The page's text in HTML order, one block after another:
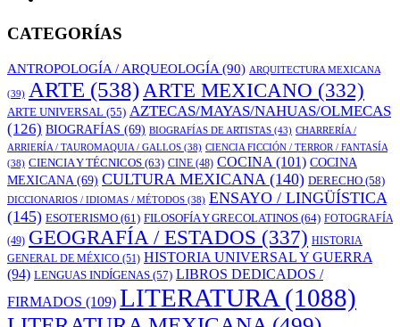
CATEGORÍAS
ANTROPOLOGÍA / ARQUEOLOGÍA (90) ARQUITECTURA MEXICANA
(39) ARTE (538) ARTE MEXICANO (332)
ARTE UNIVERSAL (55) AZTECAS/MAYAS/NAHUAS/OLMECAS
(126) BIOGRAFÍAS (69) BIOGRAFÍAS DE ARTISTAS (43) CHARRERÍA /
ARRIERÍA / TAUROMAQUIA / GALLOS (38) CIENCIA FICCIÓN / TERROR / FANTASÍA
(38) CIENCIA Y TÉCNICOS (63) CINE (48) COCINA (101) COCINA
MEXICANA (69) CULTURA MEXICANA (140) DERECHO (58)
DICCIONARIOS / IDIOMAS / MÉTODOS (38) ENSAYO / LINGÜÍSTICA
(145) ESOTERISMO (61) FILOSOFÍA Y GRECOLATINOS (64) FOTOGRAFÍA
(49) GEOGRAFÍA / ESTADOS (337) HISTORIA
GENERAL DE MÉXICO (51) HISTORIA UNIVERSAL Y GUERRA
(94) LENGUAS INDÍGENAS (57) LIBROS DEDICADOS /
FIRMADOS (109) LITERATURA (1088)